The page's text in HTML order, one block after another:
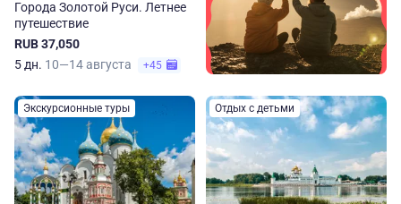
Города Золотой Руси. Летнее
путешествие
RUB 37,050
5 дн. 10—14 августа +45
Экскурсионные туры Отдых с детьми